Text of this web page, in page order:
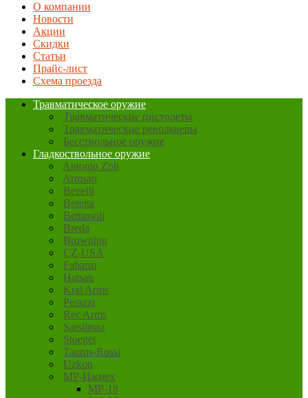
О компании
Новости
Акции
Скидки
Статьи
Прайс-лист
Схема проезда
Травматическое оружие
Травматические пистолеты
Травматические револьверы
Бесствольное оружие
Гладкоствольное оружие
Antonio Zoli
Armsan
Benelli
Beretta
Bettinsoli
Breda
Browning
CZ-USA
Fabarm
Hatsan
Kral Arms
Perazzi
Rec Arms
Sarsilmaz
Stoeger
Taurus-Rossi
Uzkon
MP-Ижмех
MP-18